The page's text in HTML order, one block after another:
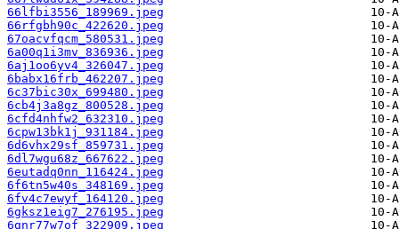
66lfbi3556_189969.jpeg
66rfgbh90c_422620.jpeg
67oacvfqcm_580531.jpeg
6a00q1i3mv_836936.jpeg
6aj1oo6yv4_326047.jpeg
6babx16frb_462207.jpeg
6c37bic30x_699480.jpeg
6cb4j3a8gz_800528.jpeg
6cfd4nhfw2_632310.jpeg
6cpw13bk1j_931184.jpeg
6d6vhx29sf_859731.jpeg
6dl7wgu68z_667622.jpeg
6eutadq0nn_116424.jpeg
6f6tn5w40s_348169.jpeg
6fv4c7ewyf_164120.jpeg
6gksz1eig7_276195.jpeg
6gnr77w7of_322909.jpeg